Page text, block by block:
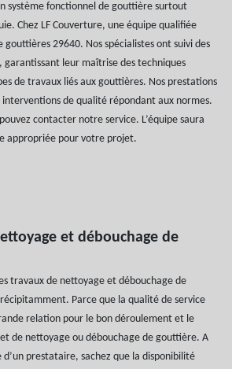
système fonctionnel de gouttière surtout
Chez LF Couverture, une équipe qualifiée
gouttières 29640. Nos spécialistes ont suivi des
leur maîtrise des techniques
de travaux liés aux gouttières. Nos prestations
interventions de qualité répondant aux normes.
contacter notre service. L’équipe saura
appropriée pour votre projet.
et débouchage de
travaux de nettoyage et débouchage de
Parce que la qualité de service
relation pour le bon déroulement et le
de nettoyage ou débouchage de gouttière. A
prestataire, sachez que la disponibilité